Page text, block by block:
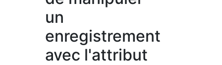
un
enregistrement
avec l'attribut